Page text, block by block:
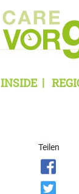
INSIDE
Teilen